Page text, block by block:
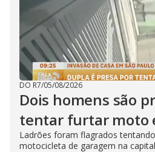
DO R7/05/08/2026
Dois homens são
tentar furtar moto
Ladrões foram flagrados
motocicleta de garagem na